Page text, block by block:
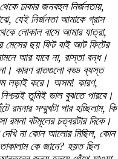
ঢাকার জনবহুল নির্জনতায়,
যেই নির্জনতা আমাকে গ্রাস
লোকাল বাসে আমার যাত্রা,
মেসের ছয় ফিট বাই আট ফিটের
আর যাবে না, রাস্তা বন্ধ।
কারণ রাতগুলো বড্ড ব্যস্ত
লড়াই করে। অসম! কারণ,
তুমিই ভাল বুঝতে পারবে।
রমনার সম্মুখটা পার হচ্ছিলাম, কি
রমনা বটমূলের চত্বরটার দিকে।
না কোন আলোর মিছিল, কোন
কে জানে? হয়ত ছিল